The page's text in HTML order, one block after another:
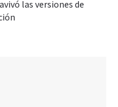
las versiones de